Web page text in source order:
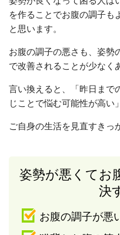
を作ることでお腹の調子も
と思います。
お腹の調子の悪さも、姿勢
で改善されることが少なく
言い換えると、「昨日まで
じことで悩む可能性が高い
ご自身の生活を見直すきっ
姿勢が悪くてお
決
お腹の調子が悪